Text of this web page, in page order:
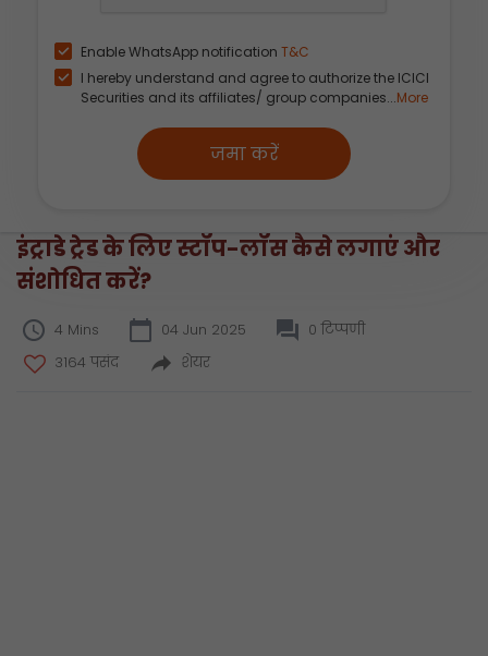
Enable WhatsApp notification T&C
I hereby understand and agree to authorize the ICICI
Securities and its affiliates/ group companies...More
जमा करें
इंट्राडे ट्रेड के लिए स्टॉप-लॉस कैसे लगाएं और
संशोधित करें?
4 Mins 04 Jun 2025
0 टिप्पणी
3164 पसंद
शेयर